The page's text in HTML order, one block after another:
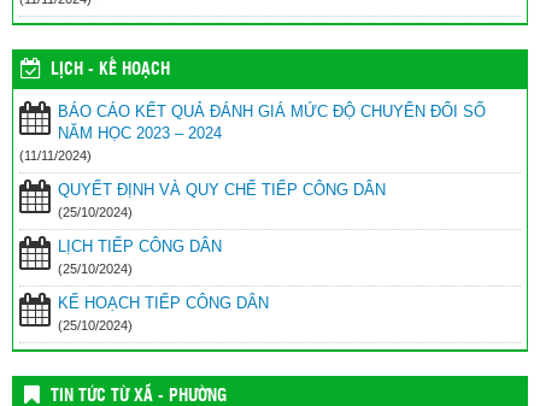
LỊCH - KẾ HOẠCH
BÁO CÁO KẾT QUẢ ĐÁNH GIÁ MỨC ĐỘ CHUYỂN ĐỔI SỐ
NĂM HỌC 2023 – 2024
(11/11/2024)
QUYẾT ĐỊNH VÀ QUY CHẾ TIẾP CÔNG DÂN
(25/10/2024)
LỊCH TIẾP CÔNG DÂN
(25/10/2024)
KẾ HOẠCH TIẾP CÔNG DÂN
(25/10/2024)
TIN TỨC TỪ XÃ - PHƯỜNG